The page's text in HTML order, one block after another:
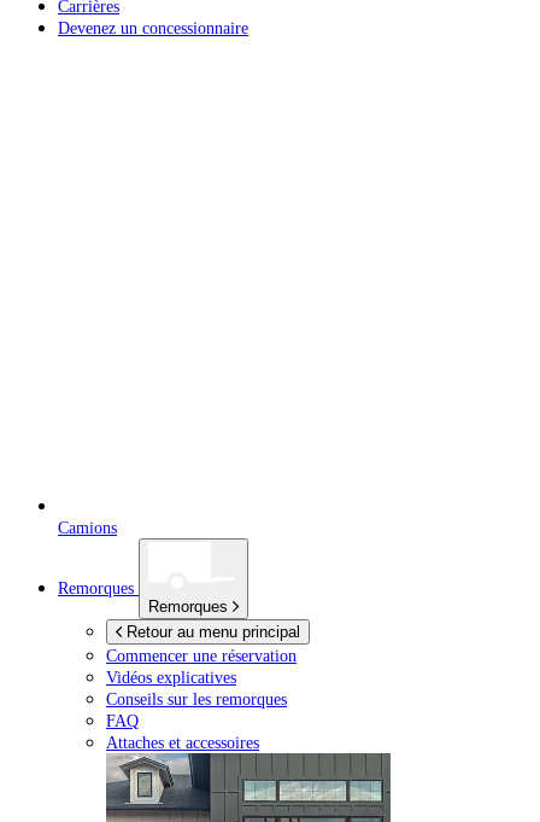
Carrières
Devenez un concessionnaire
Camions
Remorques
Remorques
Retour au menu principal
Commencer une réservation
Vidéos explicatives
Conseils sur les remorques
FAQ
Attaches et accessoires